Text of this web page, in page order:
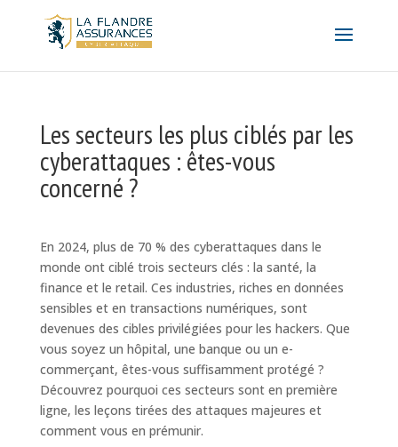
Les secteurs les plus ciblés par les
cyberattaques : êtes-vous
concerné ?
En 2024, plus de 70 % des cyberattaques dans le
monde ont ciblé trois secteurs clés : la santé, la
finance et le retail. Ces industries, riches en données
sensibles et en transactions numériques, sont
devenues des cibles privilégiées pour les hackers. Que
vous soyez un hôpital, une banque ou un e-
commerçant, êtes-vous suffisamment protégé ?
Découvrez pourquoi ces secteurs sont en première
ligne, les leçons tirées des attaques majeures et
comment vous en prémunir.